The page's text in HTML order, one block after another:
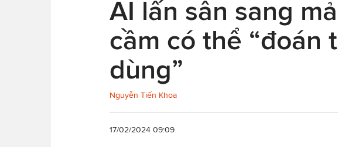
AI lấn sân sang
cầm có thể “đoán
dùng”
Nguyễn Tiến Khoa
17/02/2024 09:09